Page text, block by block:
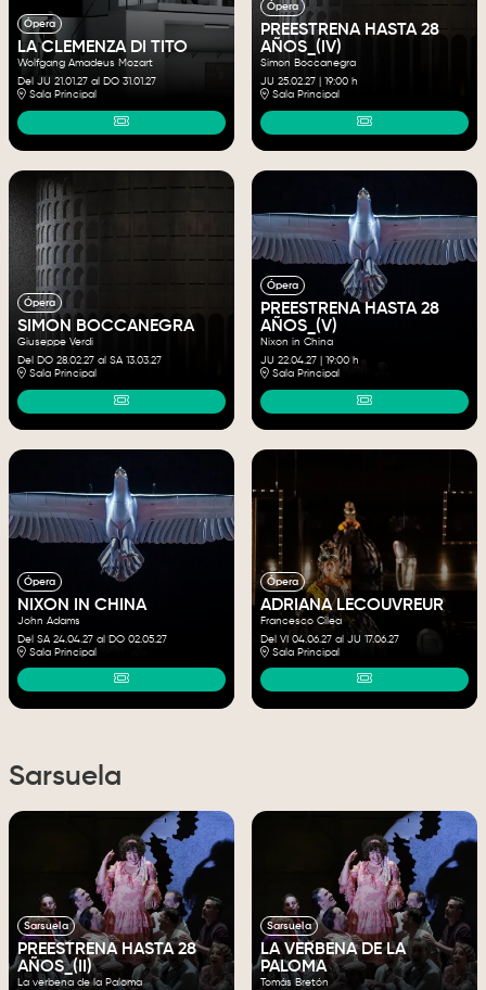
Ópera
LA CLEMENZA DI TITO
Wolfgang Amadeus Mozart
Del JU 21.01.27al DO 31.01.27
Sala Principal
Ópera
PREESTRENA HASTA 28
AÑOS_(IV)
Simon Boccanegra
JU 25.02.27| 19:00 h
Sala Principal
Ópera
SIMON BOCCANEGRA
Giuseppe Verdi
Del DO 28.02.27al SA 13.03.27
Sala Principal
Ópera
PREESTRENA HASTA 28
AÑOS_(V)
Nixon in China
JU 22.04.27| 19:00 h
Sala Principal
Ópera
NIXON IN CHINA
John Adams
Del SA 24.04.27al DO 02.05.27
Sala Principal
Ópera
ADRIANA LECOUVREUR
Francesco Cilea
Del VI 04.06.27al JU 17.06.27
Sala Principal
Sarsuela
Sarsuela
PREESTRENA HASTA 28
AÑOS_(II)
La verbena de la Paloma
Sarsuela
LA VERBENA DE LA
PALOMA
Tomás Bretón